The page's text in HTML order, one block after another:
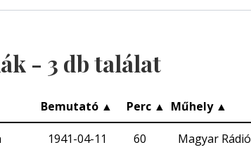
- 3 db találat
Bemutató ▲ Perc ▲ Műhely ▲
1941-04-11 60 Magyar Rádió